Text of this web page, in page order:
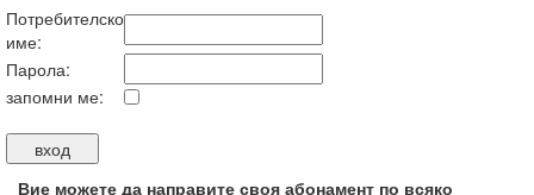
Потребителско
име:
Парола:
запомни ме:
Вие можете да направите своя абонамент по всяко